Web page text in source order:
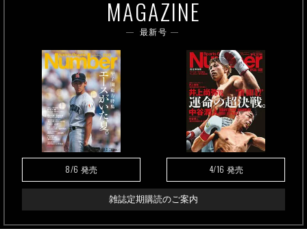
MAGAZINE
最新号
8/6 発売 4/16 発売
雑誌定期購読のご案内